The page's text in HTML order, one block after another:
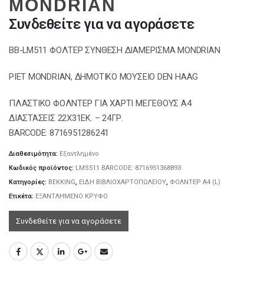
MONDRIAN
Συνδεθείτε για να αγοράσετε
BB-LM511 ΦΟΛΤΕΡ ΣΥΝΘΕΣΗ ΔΙΑΜΕΡΙΣΜΑ MONDRIAN
PIET MONDRIAN, ΔΗΜΟΤΙΚΟ ΜΟΥΣΕΙΟ DEN HAAG
ΠΛΑΣΤΙΚΟ ΦΟΛΝΤΕΡ ΓΙΑ ΧΑΡΤΙ ΜΕΓΕΘΟΥΣ Α4
ΔΙΑΣΤΑΣΕΙΣ 22X31EΚ. – 24ΓΡ.
BARCODE: 8716951286241
Διαθεσιμότητα: Εξαντλημένο
Κωδικός προϊόντος: LMS511 BARCODE: 8716951368893
Κατηγορίες: BEKKING, ΕΙΔΗ ΒΙΒΛΙΟΧΑΡΤΟΠΩΛΕΙΟΥ, ΦΟΛΝΤΕΡ Α4 (L)
Ετικέτα: ΕΞΑΝΤΛΗΜΕΝΟ ΚΡΥΦΟ
Συνδεθείτε για να αγοράσετε